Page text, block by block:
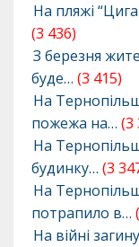
На пляжі
(3 436)
З березня
буде… (3 415)
На
пожежа на… (3
На
будинку… (3
На
потрапило в…
На війні